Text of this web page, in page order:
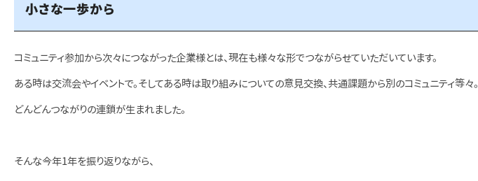
小さな一歩から
コミュニティ参加から次々につながった企業様とは、現在も様々な形でつながらせていただいています。
ある時は交流会やイベントで。そしてある時は取り組みについての意見交換、共通課題から別のコミュニティ等々。
どんどんつながりの連鎖が生まれました。
そんな今年1年を振り返りながら、